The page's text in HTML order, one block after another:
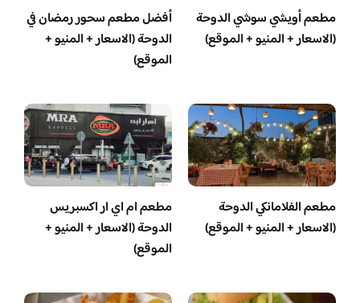
مطعم أويشي سوشي الدوحة
(الاسعار + المنيو + الموقع)
أفضل مطعم سحور رمضان في
الدوحة (الاسعار + المنيو +
الموقع)
مطعم الفلامانكي الدوحة
(الاسعار + المنيو + الموقع)
مطعم ام اي ار اكسبريس
الدوحة (الاسعار + المنيو +
الموقع)